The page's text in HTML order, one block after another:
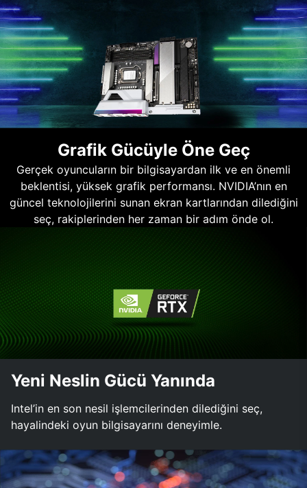
Grafik Gücüyle Öne Geç
Gerçek oyuncuların bir bilgisayardan ilk ve en önemli
beklentisi, yüksek grafik performansı. NVIDIA’nın en
güncel teknolojilerini sunan ekran kartlarından dilediğini
seç, rakiplerinden her zaman bir adım önde ol.
Yeni Neslin Gücü Yanında
Intel’in en son nesil işlemcilerinden dilediğini seç,
hayalindeki oyun bilgisayarını deneyimle.